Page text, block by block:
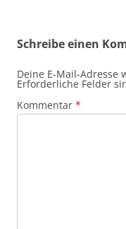
Schreibe einen
Deine E-Mail-
Erforderliche Felder
Kommentar *